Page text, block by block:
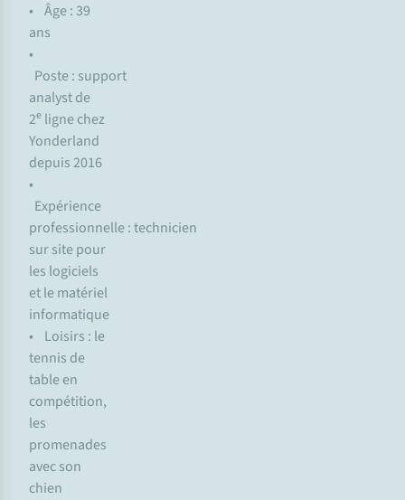
• Âge : 39
ans
•
Poste : support
analyst de
2e ligne chez
Yonderland
depuis 2016
•
Expérience
professionnelle : technicien
sur site pour
les logiciels
et le matériel
informatique
• Loisirs : le
tennis de
table en
compétition,
les
promenades
avec son
chien